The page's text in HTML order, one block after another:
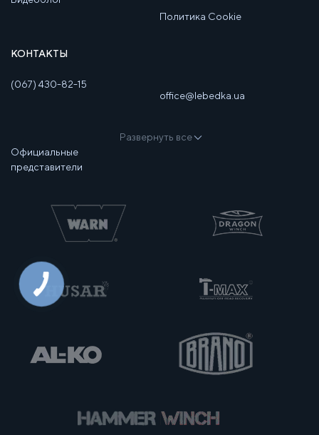
Политика Cookie
КОНТАКТЫ
(067) 430-82-15
office@lebedka.ua
Развернуть все
Официальные
представители